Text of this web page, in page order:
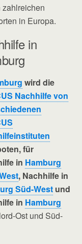
zahlreichen
in Europa.
in
wird die
Nachhilfe von
für
in Hamburg
, Nachhilfe in
Süd-West und
in Hamburg
Ost und Süd-